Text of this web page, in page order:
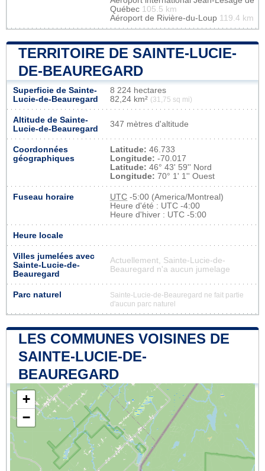
Québec 105.5 km
Aéroport de Rivière-du-Loup 119.4 km
TERRITOIRE DE SAINTE-LUCIE-
DE-BEAUREGARD
Superficie de Sainte-
Lucie-de-Beauregard
8 224 hectares
82,24 km² (31,75 sq mi)
Altitude de Sainte-
Lucie-de-Beauregard
347 mètres d'altitude
Coordonnées
géographiques
Latitude: 46.733
Longitude: -70.017
Latitude: 46° 43' 59'' Nord
Longitude: 70° 1' 1'' Ouest
Fuseau horaire UTC -5:00 (America/Montreal)
Heure d'été : UTC -4:00
Heure d'hiver : UTC -5:00
Heure locale
Villes jumelées avec
Sainte-Lucie-de-
Beauregard
Actuellement, Sainte-Lucie-de-
Beauregard n'a aucun jumelage
Parc naturel
Sainte-Lucie-de-Beauregard ne fait partie
d'aucun parc naturel
LES COMMUNES VOISINES DE
SAINTE-LUCIE-DE-
BEAUREGARD
+
−